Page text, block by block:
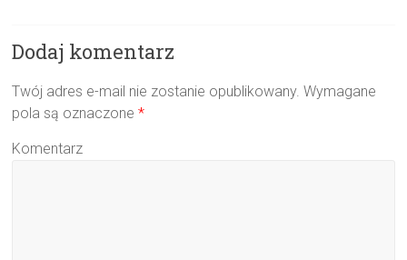
Dodaj komentarz
Twój adres e-mail nie zostanie opublikowany. Wymagane
pola są oznaczone*
Komentarz